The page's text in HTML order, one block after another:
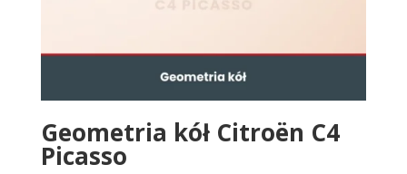
Geometria kół Citroën C4
Picasso